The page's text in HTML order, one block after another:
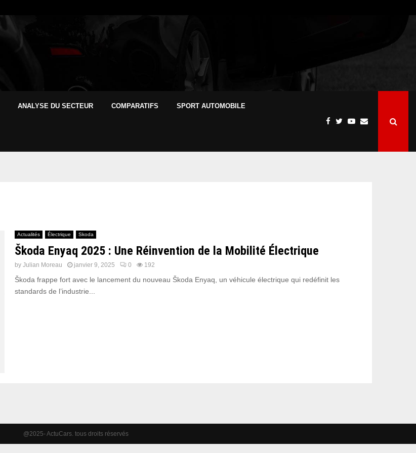
ANALYSE DU SECTEUR COMPARATIFS SPORT AUTOMOBILE
Actualités Électrique Skoda
Škoda Enyaq 2025 : Une Réinvention de la Mobilité Électrique
by Julian Moreau janvier 9, 2025 0 192
Škoda frappe fort avec le lancement du nouveau Škoda Enyaq, un véhicule électrique qui redéfinit les
standards de l’industrie...
@2025- ActuCars. tous droits réservés